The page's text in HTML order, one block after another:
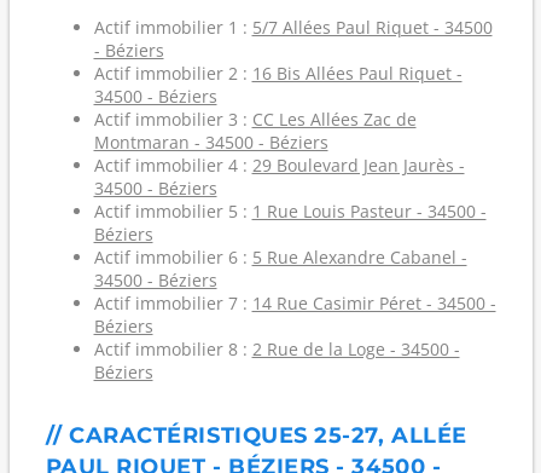
Actif immobilier 1 : 5/7 Allées Paul Riquet - 34500
- Béziers
Actif immobilier 2 : 16 Bis Allées Paul Riquet -
34500 - Béziers
Actif immobilier 3 : CC Les Allées Zac de
Montmaran - 34500 - Béziers
Actif immobilier 4 : 29 Boulevard Jean Jaurès -
34500 - Béziers
Actif immobilier 5 : 1 Rue Louis Pasteur - 34500 -
Béziers
Actif immobilier 6 : 5 Rue Alexandre Cabanel -
34500 - Béziers
Actif immobilier 7 : 14 Rue Casimir Péret - 34500 -
Béziers
Actif immobilier 8 : 2 Rue de la Loge - 34500 -
Béziers
// CARACTÉRISTIQUES 25-27, ALLÉE
PAUL RIQUET - BÉZIERS - 34500 -